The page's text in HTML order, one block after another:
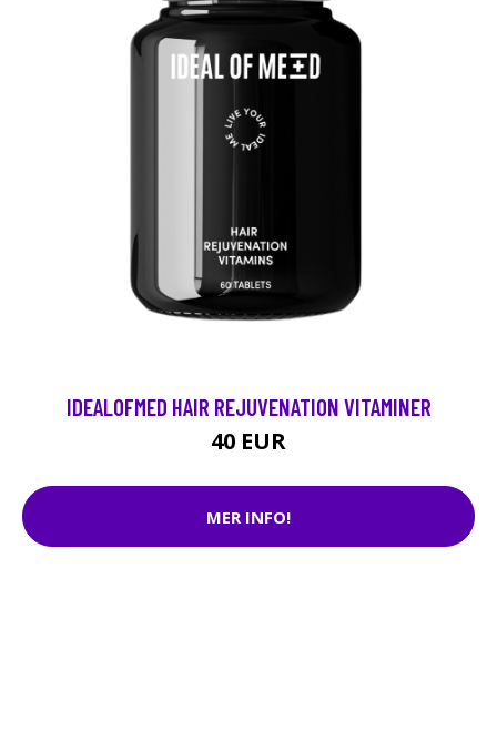
IDEALOFMED HAIR REJUVENATION VITAMINER
40 EUR
MER INFO!